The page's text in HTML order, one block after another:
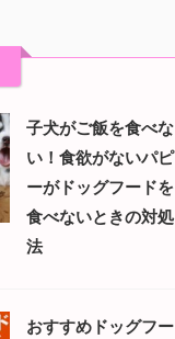
子犬がご飯を食べな
い！食欲がないパピ
ーがドッグフードを
食べないときの対処
法
おすすめドッグフー